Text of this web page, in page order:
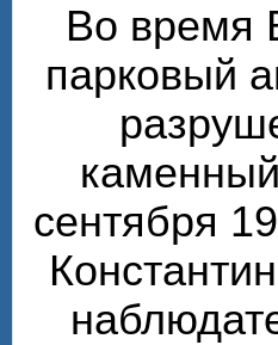
Во время
парковый
сентября